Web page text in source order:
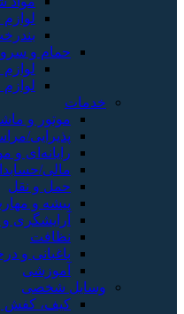
حمام و
خدمات
موتور و
پذیرایی/
رایانه‌ای و
مالی/
حمل و نقل
پیشه و
آرایشگری و
نظافت
باغبانی و
آموزشی
وسایل شخصی
کیف، کفش